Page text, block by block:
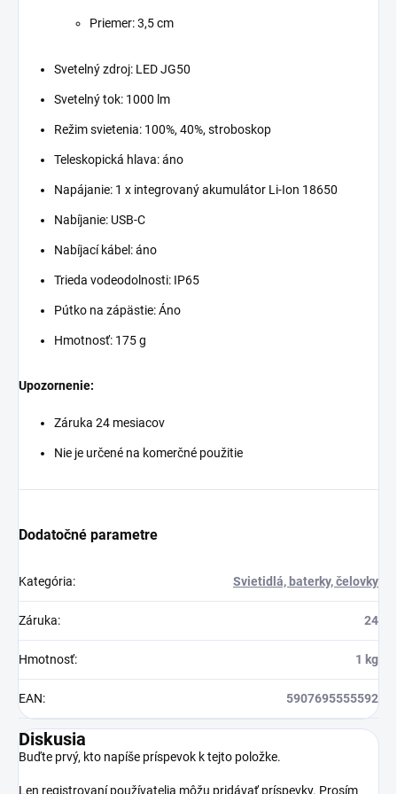
Priemer: 3,5 cm
Svetelný zdroj: LED JG50
Svetelný tok: 1000 lm
Režim svietenia: 100%, 40%, stroboskop
Teleskopická hlava: áno
Napájanie: 1 x integrovaný akumulátor Li-Ion 18650
Nabíjanie: USB-C
Nabíjací kábel: áno
Trieda vodeodolnosti: IP65
Pútko na zápästie: Áno
Hmotnosť: 175 g
Upozornenie:
Záruka 24 mesiacov
Nie je určené na komerčné použitie
Dodatočné parametre
Kategória: Svietidlá, baterky, čelovky
Záruka: 24
Hmotnosť: 1 kg
EAN: 5907695555592
Diskusia
Buďte prvý, kto napíše príspevok k tejto položke.
Len registrovaní používatelia môžu pridávať príspevky. Prosím